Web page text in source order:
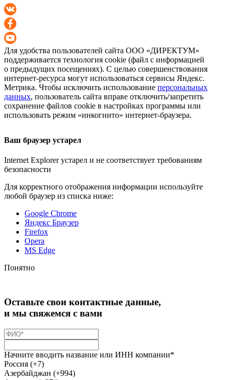
Для удобства пользователей сайта ООО «ДИРЕКТУМ»
поддерживается технология cookie (файл с информацией
о предыдущих посещениях). С целью совершенствования
интернет-ресурса могут использоваться сервисы Яндекс.
Метрика. Чтобы исключить использование персональных
данных, пользователь сайта вправе отключить/запретить
сохранение файлов cookie в настройках программы или
использовать режим «инкогнито» интернет-браузера.
Ваш браузер устарел
Internet Explorer устарел и не соответствует требованиям
безопасности
Для корректного отображения информации используйте
любой браузер из списка ниже:
Google Chrome
Яндекс Браузер
Firefox
Opera
MS Edge
Понятно
Оставьте свои контактные данные,
и мы свяжемся с вами
Начните вводить название или ИНН компании*
Россия (+7)
Азербайджан (+994)